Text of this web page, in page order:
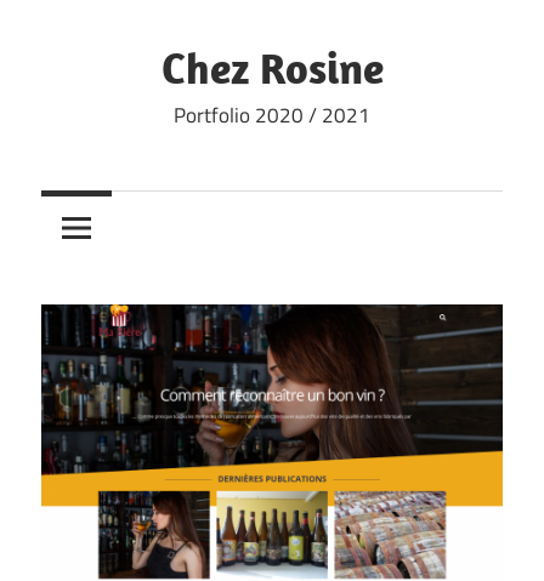
Chez Rosine
Portfolio 2020 / 2021